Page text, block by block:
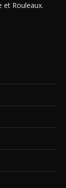
et Rouleaux.